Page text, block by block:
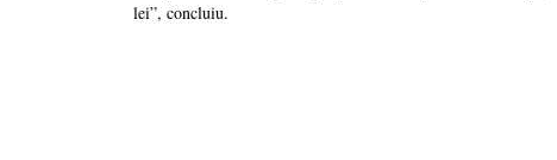
lei”, concluiu.